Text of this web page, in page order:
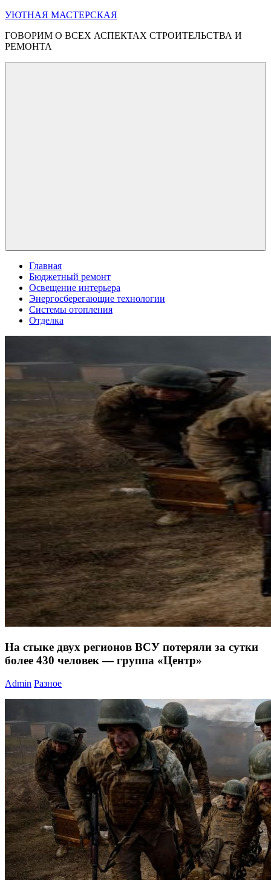
Перейти
содержимому
УЮТНАЯ МАСТЕРСКАЯ
ГОВОРИМ О ВСЕХ АСПЕКТАХ СТРОИТЕЛЬСТВА И
РЕМОНТА
Главная
Бюджетный ремонт
Освещение интерьера
Энергосберегающие технологии
Системы отопления
Отделка
На стыке двух регионов ВСУ потеряли за сутки
более 430 человек — группа «Центр»
Admin Разное